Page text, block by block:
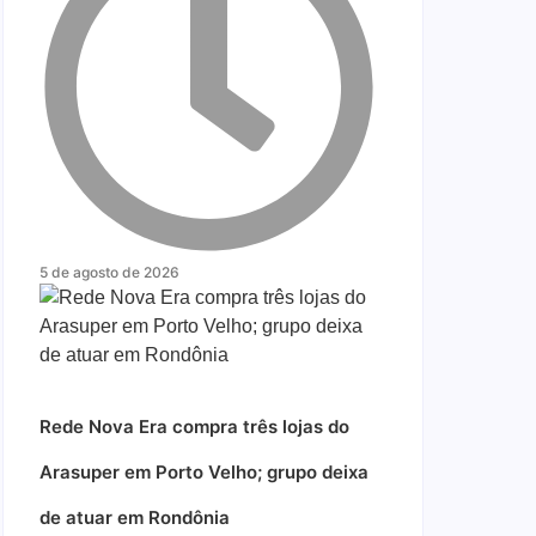
5 de agosto de 2026
Rede Nova Era compra três lojas do
Arasuper em Porto Velho; grupo deixa
de atuar em Rondônia